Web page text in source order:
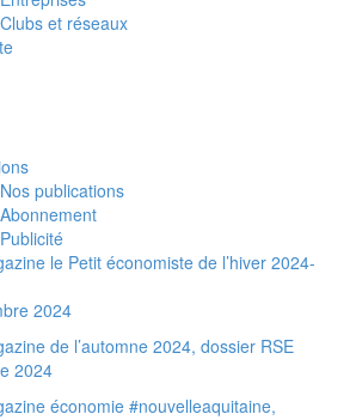
Clubs et réseaux
Nos publications
Abonnement
Publicité
2024
2024